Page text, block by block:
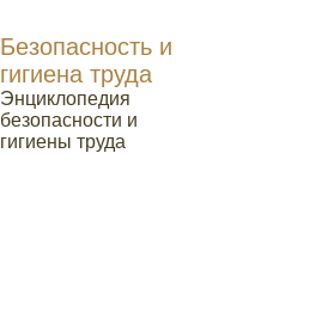
Безопасность и
гигиена труда
Энциклопедия
безопасности и
гигиены труда